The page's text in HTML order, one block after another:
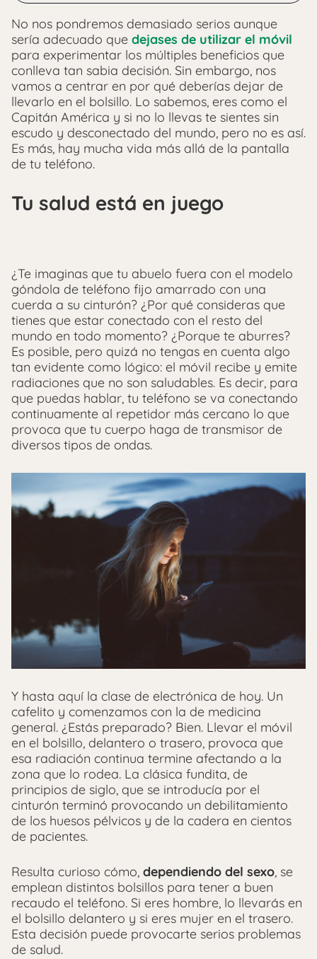
No nos pondremos demasiado serios aunque
sería adecuado que dejases de utilizar el móvil
para experimentar los múltiples beneficios que
conlleva tan sabia decisión. Sin embargo, nos
vamos a centrar en por qué deberías dejar de
llevarlo en el bolsillo. Lo sabemos, eres como el
Capitán América y si no lo llevas te sientes sin
escudo y desconectado del mundo, pero no es así.
Es más, hay mucha vida más allá de la pantalla
de tu teléfono.
Tu salud está en juego
¿Te imaginas que tu abuelo fuera con el modelo
góndola de teléfono fijo amarrado con una
cuerda a su cinturón? ¿Por qué consideras que
tienes que estar conectado con el resto del
mundo en todo momento? ¿Porque te aburres?
Es posible, pero quizá no tengas en cuenta algo
tan evidente como lógico: el móvil recibe y emite
radiaciones que no son saludables. Es decir, para
que puedas hablar, tu teléfono se va conectando
continuamente al repetidor más cercano lo que
provoca que tu cuerpo haga de transmisor de
diversos tipos de ondas.
Y hasta aquí la clase de electrónica de hoy. Un
cafelito y comenzamos con la de medicina
general. ¿Estás preparado? Bien. Llevar el móvil
en el bolsillo, delantero o trasero, provoca que
esa radiación continua termine afectando a la
zona que lo rodea. La clásica fundita, de
principios de siglo, que se introducía por el
cinturón terminó provocando un debilitamiento
de los huesos pélvicos y de la cadera en cientos
de pacientes.
Resulta curioso cómo, dependiendo del sexo, se
emplean distintos bolsillos para tener a buen
recaudo el teléfono. Si eres hombre, lo llevarás en
el bolsillo delantero y si eres mujer en el trasero.
Esta decisión puede provocarte serios problemas
de salud.